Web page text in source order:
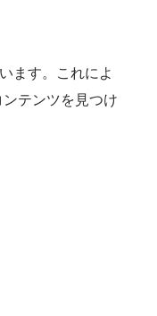
ます。これによ
テンツを見つけ